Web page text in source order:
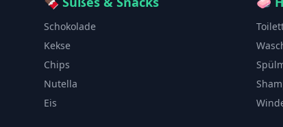
Schokolade
Kekse
Chips
Nutella
Eis